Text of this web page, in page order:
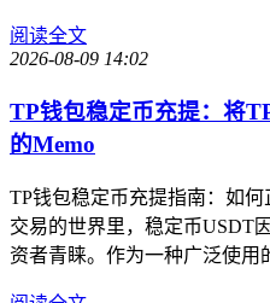
阅读全文
2026-08-09 14:02
TP钱包稳定币充提：将
的Memo
TP钱包稳定币充提指南：如
交易的世界里，稳定币USDT
资者青睐。作为一种广泛使用